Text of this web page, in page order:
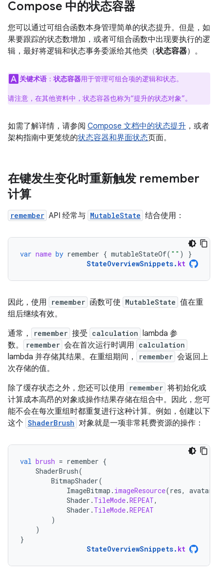
Compose 中的状态容器
您可以通过可组合函数本身管理简单的状态提升。但是，如
果要跟踪的状态数增加，或者可组合函数中出现要执行的逻
辑，最好将逻辑和状态事务委派给其他类（状态容器）。
关键术语 ：状态容器用于管理可组合项的逻辑和状态。
请注意，在其他资料中，状态容器也称为“提升的状态对象”。
如需了解详情，请参阅 Compose 文档中的状态提升 ，或者
架构指南中更笼统的状态容器和界面状态页面。
在键发生变化时重新触发 remember
计算
remember API 经常与 MutableState 结合使用：
var name by remember { mutableStateOf( "" )
}
StateOverviewSnippets. kt
因此，使用 remember 函数可使 MutableState 值在重
组后继续有效。
通常，
remember 接受 calculation
lambda 参
数。
remember 会在首次运行时调用 calculation
lambda 并存储其结果。在重组期间， remember 会返回上
次存储的值。
除了缓存状态之外，您还可以使用
remember 将初始化或
计算成本高昂的对象或操作结果存储在组合中。因此，您可
能不会在每次重组时都重复进行这种计算。例如，创建以下
这个 ShaderBrush 对象就是一项非常耗费资源的操作：
val brush = remember {
ShaderBrush(
BitmapShader(
ImageBitmap . imageResource(res,
Shader . TileMode.REPEAT,
Shader . TileMode.REPEAT
)
)
}
StateOverviewSnippets. kt